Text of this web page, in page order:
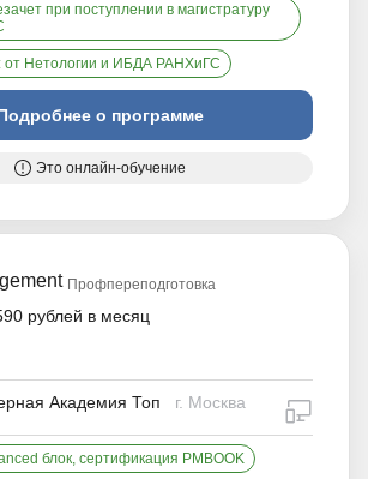
при поступлении в магистратуру
от Нетологии и ИБДА РАНХиГС
о программе
Это онлайн-обучение
Профпереподготовка
рублей в месяц
Академия Топ г. Москва
блок, сертификация PMBOOK